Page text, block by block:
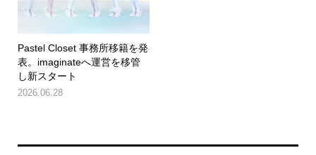
Pastel Closet 事務所移籍を発
表。imaginateへ運営を移管
し新スタート
2026.06.28